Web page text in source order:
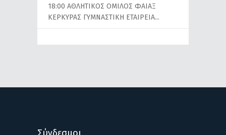
18:00 ΑΘΛΗΤΙΚΟΣ ΟΜΙΛΟΣ ΦΑΙΑΞ
ΚΕΡΚΥΡΑΣ ΓYMNAΣΤΙΚΗ ΕΤΑΙΡΕΙΑ